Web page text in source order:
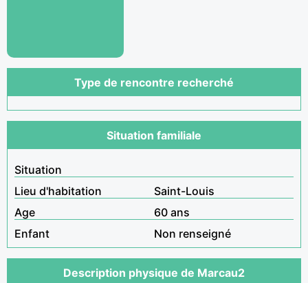
Type de rencontre recherché
Situation familiale
Situation
Lieu d'habitation
Saint-Louis
Age
60 ans
Enfant
Non renseigné
Description physique de Marcau2